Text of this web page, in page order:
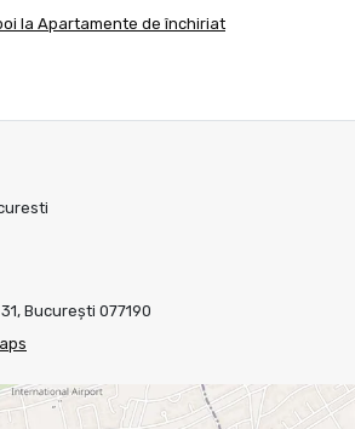
la Apartamente de închiriat
București 077190